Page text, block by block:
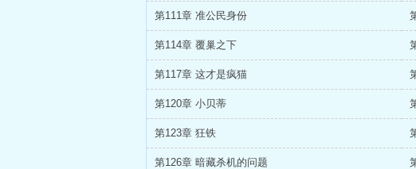
第111章 准公民身份
第114章 覆巢之下
第117章 这才是疯猫
第120章 小贝蒂
第123章 狂铁
第126章 暗藏杀机的问题